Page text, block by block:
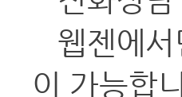
웹젠에서
이 가능합